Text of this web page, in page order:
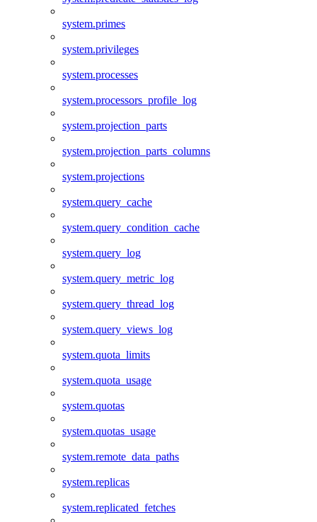
system.primes
system.privileges
system.processes
system.processors_profile_log
system.projection_parts
system.projection_parts_columns
system.projections
system.query_cache
system.query_condition_cache
system.query_log
system.query_metric_log
system.query_thread_log
system.query_views_log
system.quota_limits
system.quota_usage
system.quotas
system.quotas_usage
system.remote_data_paths
system.replicas
system.replicated_fetches